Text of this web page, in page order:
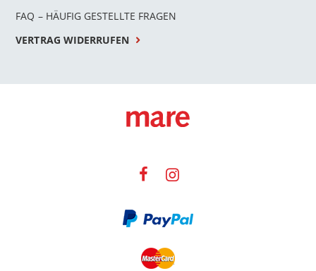
FAQ – HÄUFIG GESTELLTE FRAGEN
VERTRAG WIDERRUFEN